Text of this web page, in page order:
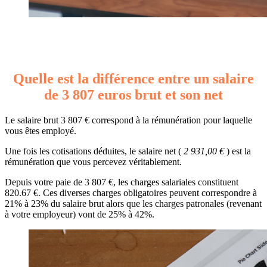
Quelle est la différence entre un salaire
de 3 807 euros brut et son net
Le salaire brut 3 807 € correspond à la rémunération pour laquelle
vous êtes employé.
Une fois les cotisations déduites, le salaire net ( 2 931,00 €) est la
rémunération que vous percevez véritablement.
Depuis votre paie de 3 807 €, les charges salariales constituent
820.67 €. Ces diverses charges obligatoires peuvent correspondre à
21% à 23% du salaire brut alors que les charges patronales (revenant
à votre employeur) vont de 25% à 42%.